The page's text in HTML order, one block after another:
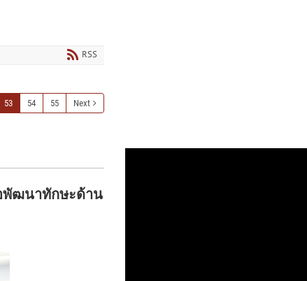
RSS
53 54 55 Next
พัฒนาทักษะด้าน